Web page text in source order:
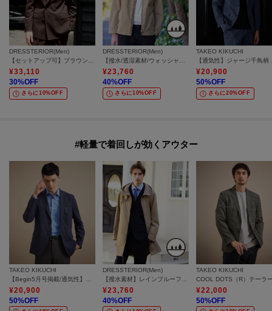
DRESSTERIOR(Men)
【セットアップ可】ブラウンツイル ダブルジャケット
¥33,110
30%OFF
さらに10%OFF
DRESSTERIOR(Men)
【撥水/透湿素材/ウォッシャブル】LIMONTA ハイスペックパーカー
¥23,760
40%OFF
さらに10%OFF
TAKEO KIKUCHI
【
¥20,900
50%OFF
さらに20%OFF
#軽量で着回しが効くアウター
TAKEO KIKUCHI
¥20,900
50%OFF
DRESSTERIOR(Men)
¥23,760
40%OFF
TAKEO KIKUCHI
¥22,000
50%OFF